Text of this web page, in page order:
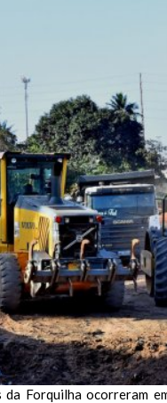
Forquilha ocorreram